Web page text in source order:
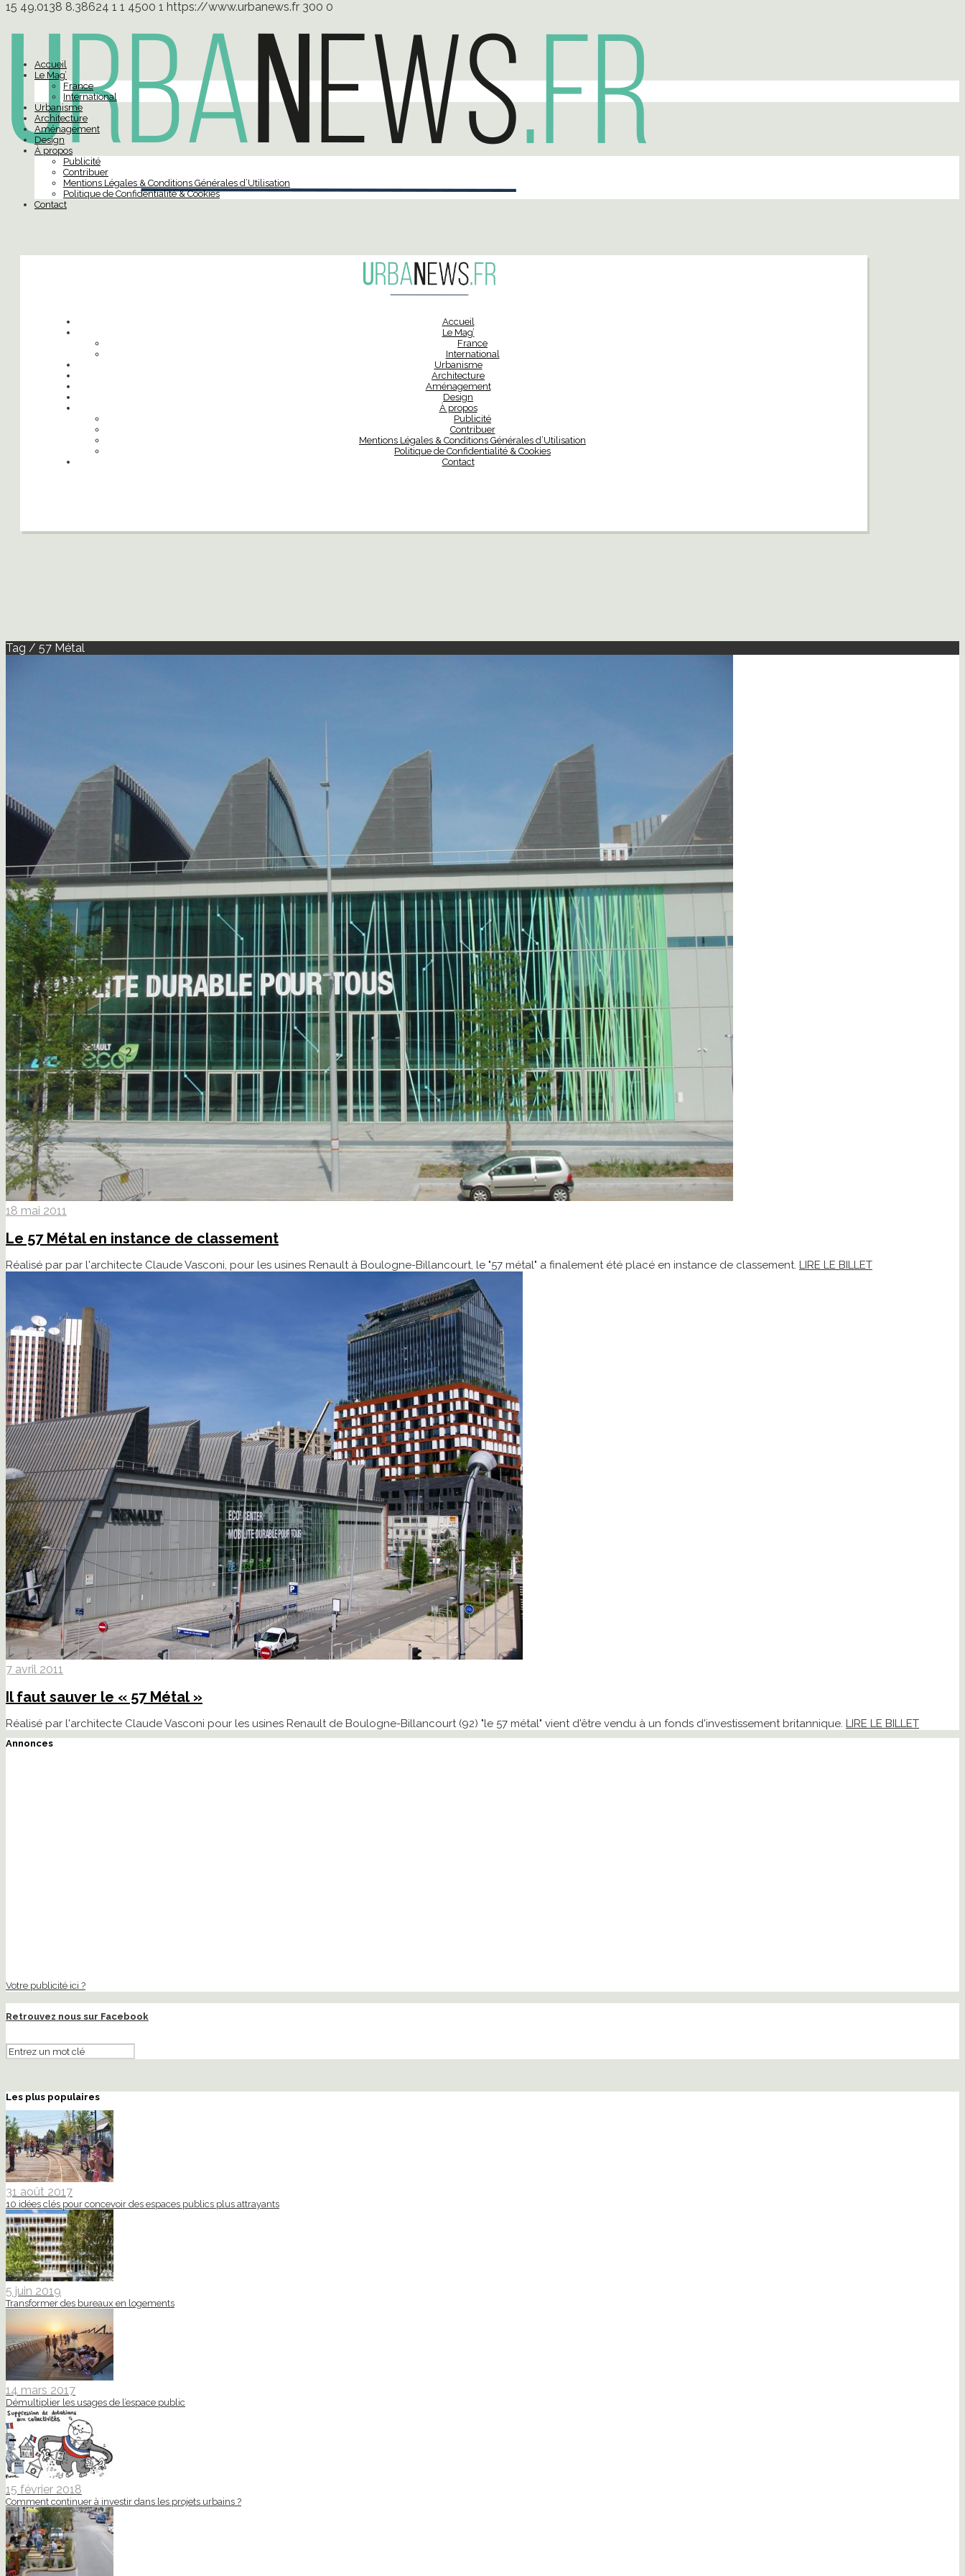
15 49.0138 8.38624 1 1 4500 1 https://www.urbanews.fr 300 0
Accueil
Le Mag’
France
International
Urbanisme
Architecture
Aménagement
Design
À propos
Publicité
Contribuer
Mentions Légales & Conditions Générales d’Utilisation
Politique de Confidentialité & Cookies
Contact
Accueil
Le Mag’
France
International
Urbanisme
Architecture
Aménagement
Design
À propos
Publicité
Contribuer
Mentions Légales & Conditions Générales d’Utilisation
Politique de Confidentialité & Cookies
Contact
Tag / 57 Métal
18 mai 2011
Le 57 Métal en instance de classement
Réalisé par par l'architecte Claude Vasconi, pour les usines Renault à Boulogne-Billancourt, le "57 métal" a finalement été placé en instance de classement. LIRE LE BILLET
7 avril 2011
Il faut sauver le « 57 Métal »
Réalisé par l'architecte Claude Vasconi pour les usines Renault de Boulogne-Billancourt (92) "le 57 métal" vient d'être vendu à un fonds d'investissement britannique. LIRE LE BILLET
Annonces
Votre publicité ici ?
Retrouvez nous sur Facebook
Les plus populaires
31 août 2017
10 idées clés pour concevoir des espaces publics plus attrayants
5 juin 2019
Transformer des bureaux en logements
14 mars 2017
Démultiplier les usages de l’espace public
15 février 2018
Comment continuer à investir dans les projets urbains ?